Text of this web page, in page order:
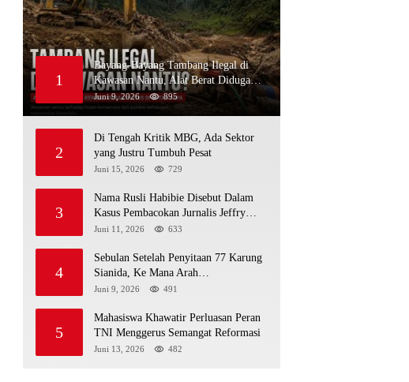
1
Bayang-Bayang Tambang Ilegal di
Kawasan Nantu, Alat Berat Diduga
Kembali Menembus Hutan Sapa
Juni 9, 2026 895
2
Di Tengah Kritik MBG, Ada Sektor
yang Justru Tumbuh Pesat
Juni 15, 2026 729
3
Nama Rusli Habibie Disebut Dalam
Kasus Pembacokan Jurnalis Jeffry
Rumampuk
Juni 11, 2026 633
4
Sebulan Setelah Penyitaan 77 Karung
Sianida, Ke Mana Arah
Penyidikannya?
Juni 9, 2026 491
5
Mahasiswa Khawatir Perluasan Peran
TNI Menggerus Semangat Reformasi
Juni 13, 2026 482